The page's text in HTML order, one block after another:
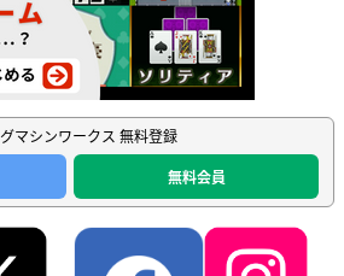
マシンワークス 無料登録
無料会員